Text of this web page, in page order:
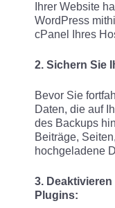
Ihrer Website
WordPress
cPanel Ihres
2. Sichern Sie
Bevor Sie
Daten, die auf
des Backups
Beiträge,
hochgeladene
3.
Plugins: